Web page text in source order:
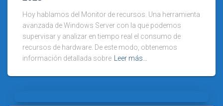
Hoy hablamos del Monitor de recursos. Una herramienta
avanzada de Windows Server con la que podemos
supervisar y analizar en tiempo real el consumo de
recursos de hardware. De este modo, obtenemos
información detallada sobre Leer más…